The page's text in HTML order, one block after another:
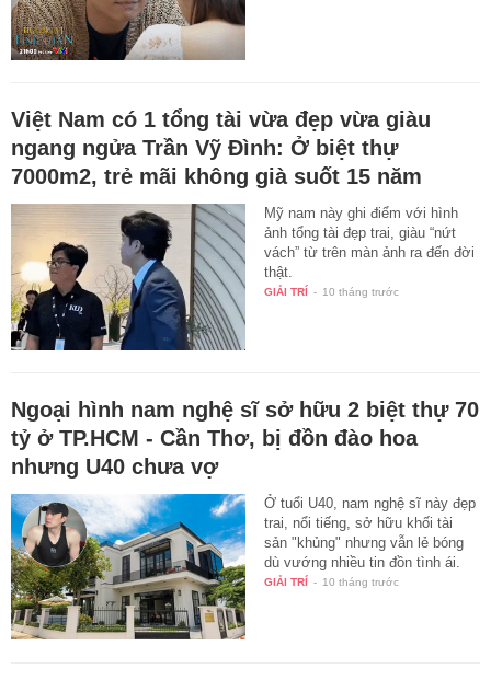
Việt Nam có 1 tổng tài vừa đẹp vừa giàu
ngang ngửa Trần Vỹ Đình: Ở biệt thự
7000m2, trẻ mãi không già suốt 15 năm
Mỹ nam này ghi điểm với hình
ảnh tổng tài đẹp trai, giàu “nứt
vách” từ trên màn ảnh ra đến đời
thật.
GIẢI TRÍ 10 tháng trước
Ngoại hình nam nghệ sĩ sở hữu 2 biệt thự 70
tỷ ở TP.HCM - Cần Thơ, bị đồn đào hoa
nhưng U40 chưa vợ
Ở tuổi U40, nam nghệ sĩ này đẹp
trai, nổi tiếng, sở hữu khối tài
sản "khủng" nhưng vẫn lẻ bóng
dù vướng nhiều tin đồn tình ái.
GIẢI TRÍ 10 tháng trước